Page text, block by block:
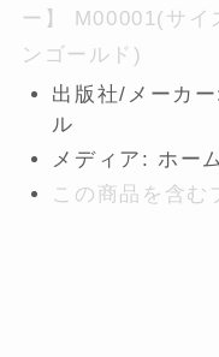
ー】 M00001(サイ
ンゴールド)
出版社/メーカー
ル
メディア: ホー
この商品を含む